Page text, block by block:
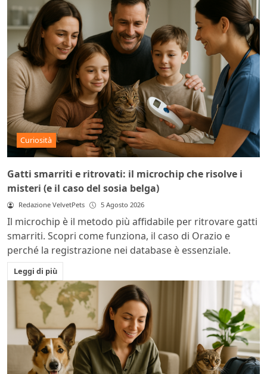
Curiosità
Gatti smarriti e ritrovati: il microchip che risolve i
misteri (e il caso del sosia belga)
Redazione VelvetPets 5 Agosto 2026
Il microchip è il metodo più affidabile per ritrovare gatti
smarriti. Scopri come funziona, il caso di Orazio e
perché la registrazione nei database è essenziale.
Leggi di più